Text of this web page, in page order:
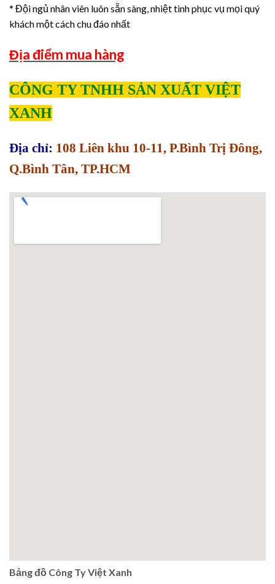
* Đội ngủ nhân viên luôn sẵn sàng, nhiệt tình phục vụ mọi quý
khách một cách chu đáo nhất
Địa điểm mua hàng
CÔNG TY TNHH SẢN XUẤT VIỆT
XANH
Địa chỉ: 108 Liên khu 10-11, P.Bình Trị Đông,
Q.Bình Tân, TP.HCM
Bảng đồ Công Ty Việt Xanh